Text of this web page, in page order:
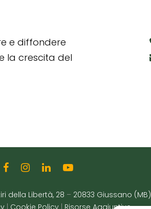
e diffondere
la crescita del
della Libertà, 28 – 20833 Giussano (MB)